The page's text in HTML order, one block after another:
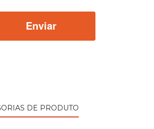
DE PRODUTO